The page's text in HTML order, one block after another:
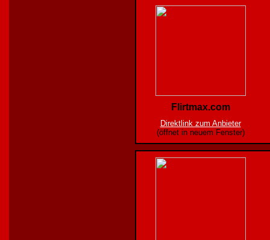
Flirtmax.com
Direktlink zum Anbieter
(öffnet in neuem Fenster)